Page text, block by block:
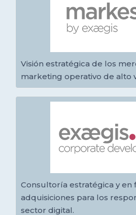
Visión estratégica de los
marketing operativo de alto
Consultoría estratégica y en
adquisiciones para los
sector digital.